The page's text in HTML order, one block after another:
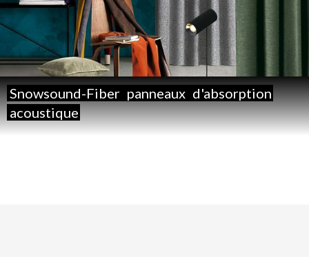
Snowsound-Fiber panneaux d'absorption
acoustique